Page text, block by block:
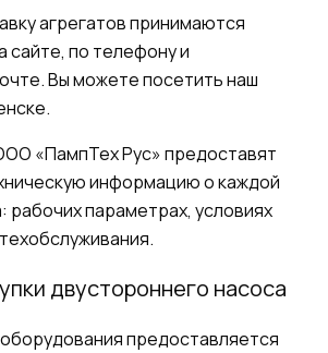
агрегатов принимаются
сайте, по телефону и
Вы можете посетить наш
«ПампТех Рус» предоставят
информацию о каждой
рабочих параметрах, условиях
двустороннего насоса
предоставляется